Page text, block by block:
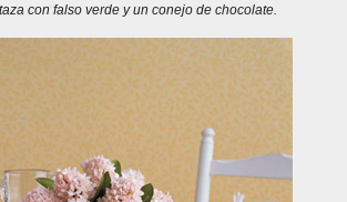
con falso verde y un conejo de chocolate.